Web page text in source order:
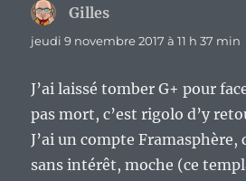
Gilles
jeudi 9 novembre 2017 à 11 h 37 min
J’ai laissé tomber G+ pour
pas mort, c’est rigolo d’y
J’ai un compte Framasphère,
sans intérêt, moche (ce